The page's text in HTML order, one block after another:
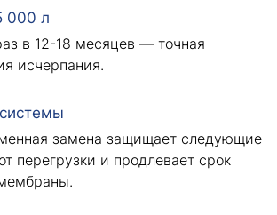
000 л
в 12-18 месяцев — точная
исчерпания.
замена защищает следующие
перегрузки и продлевает срок